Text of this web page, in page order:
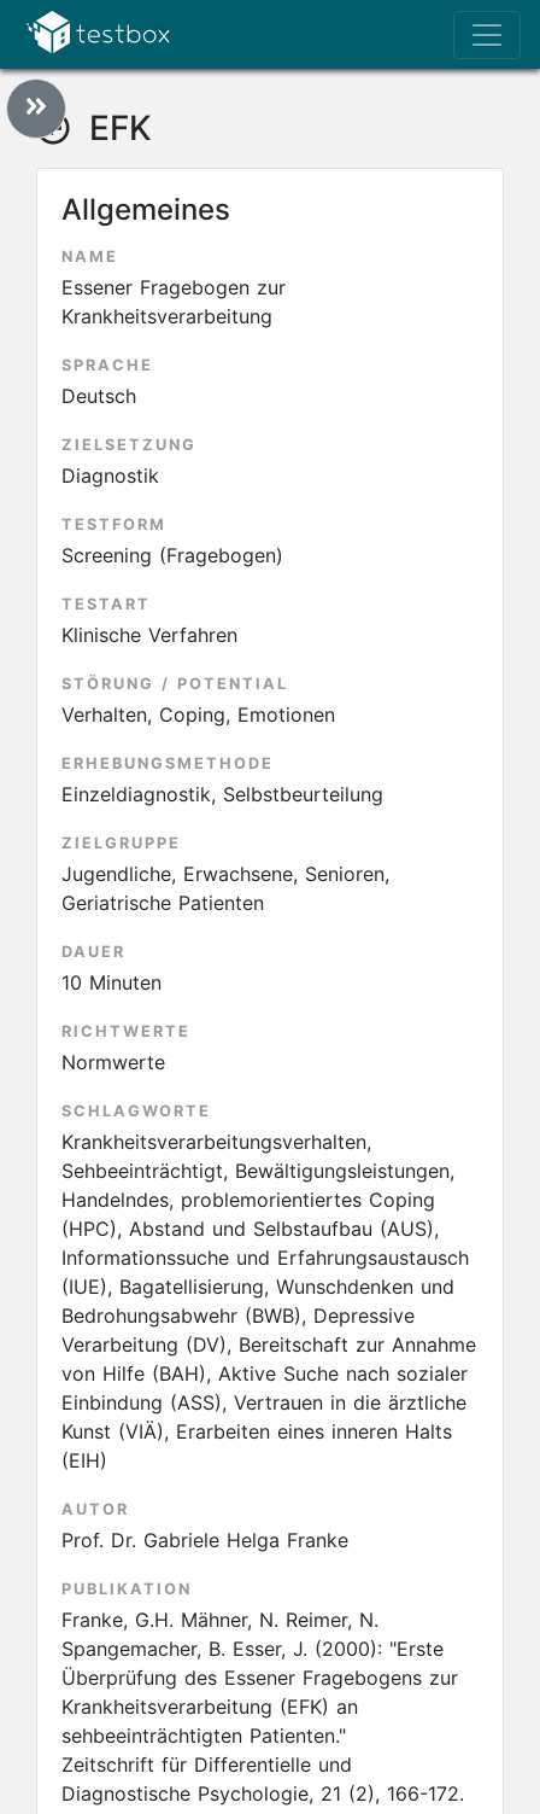
EFK
Allgemeines
NAME
Essener Fragebogen zur
Krankheitsverarbeitung
SPRACHE
Deutsch
ZIELSETZUNG
Diagnostik
TESTFORM
Screening (Fragebogen)
TESTART
Klinische Verfahren
STÖRUNG / POTENTIAL
Verhalten, Coping, Emotionen
ERHEBUNGSMETHODE
Einzeldiagnostik, Selbstbeurteilung
ZIELGRUPPE
Jugendliche, Erwachsene, Senioren,
Geriatrische Patienten
DAUER
10 Minuten
RICHTWERTE
Normwerte
SCHLAGWORTE
Krankheitsverarbeitungsverhalten,
Sehbeeinträchtigt, Bewältigungsleistungen,
Handelndes, problemorientiertes Coping
(HPC), Abstand und Selbstaufbau (AUS),
Informationssuche und Erfahrungsaustausch
(IUE), Bagatellisierung, Wunschdenken und
Bedrohungsabwehr (BWB), Depressive
Verarbeitung (DV), Bereitschaft zur Annahme
von Hilfe (BAH), Aktive Suche nach sozialer
Einbindung (ASS), Vertrauen in die ärztliche
Kunst (VIÄ), Erarbeiten eines inneren Halts
(EIH)
AUTOR
Prof. Dr. Gabriele Helga Franke
PUBLIKATION
Franke, G.H. Mähner, N. Reimer, N.
Spangemacher, B. Esser, J. (2000): "Erste
Überprüfung des Essener Fragebogens zur
Krankheitsverarbeitung (EFK) an
sehbeeinträchtigten Patienten."
Zeitschrift für Differentielle und
Diagnostische Psychologie, 21 (2), 166-172.